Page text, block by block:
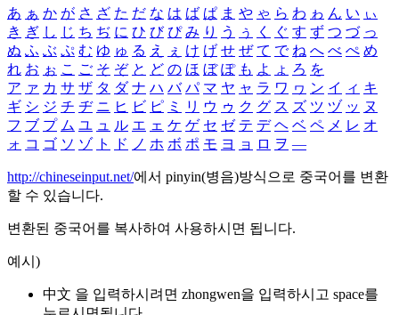
あ ぁ か が さ ざ た だ な は ば ぱ ま や ゃ ら わ ゎ ん い ぃ
き ぎ し じ ち ぢ に ひ び ぴ み り う ぅ く ぐ す ず つ づ っ
ぬ ふ ぶ ぷ む ゆ ゅ る え ぇ け げ せ ぜ て で ね へ べ ぺ め
れ お ぉ こ ご そ ぞ と ど の ほ ぼ ぽ も よ ょ ろ を
ア ァ カ サ ザ タ ダ ナ ハ バ パ マ ヤ ャ ラ ワ ヮ ン イ ィ キ
ギ シ ジ チ ヂ ニ ヒ ビ ピ ミ リ ウ ゥ ク グ ス ズ ツ ヅ ッ ヌ
フ ブ プ ム ユ ュ ル エ ェ ケ ゲ セ ゼ テ デ ヘ ベ ペ メ レ オ
ォ コ ゴ ソ ゾ ト ド ノ ホ ボ ポ モ ヨ ョ ロ ヲ ―
http://chineseinput.net/에서 pinyin(병음)방식으로 중국어를 변환
할 수 있습니다.
변환된 중국어를 복사하여 사용하시면 됩니다.
예시)
中文 을 입력하시려면 zhongwen을 입력하시고 space를